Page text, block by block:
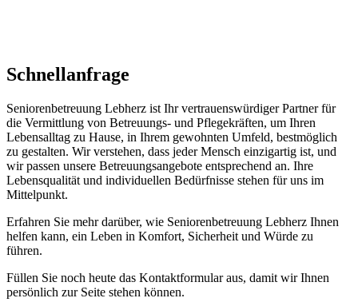
Schnell­anfrage
Seniorenbetreuung Lebherz ist Ihr vertrauenswürdiger Partner für
die Vermittlung von Betreuungs- und Pflegekräften, um Ihren
Lebensalltag zu Hause, in Ihrem gewohnten Umfeld, bestmöglich
zu gestalten. Wir verstehen, dass jeder Mensch einzigartig ist, und
wir passen unsere Betreuungsangebote entsprechend an. Ihre
Lebensqualität und individuellen Bedürfnisse stehen für uns im
Mittelpunkt.
Erfahren Sie mehr darüber, wie Seniorenbetreuung Lebherz Ihnen
helfen kann, ein Leben in Komfort, Sicherheit und Würde zu
führen.
Füllen Sie noch heute das Kontaktformular aus, damit wir Ihnen
persönlich zur Seite stehen können.